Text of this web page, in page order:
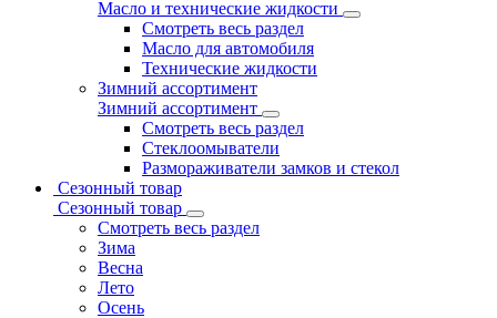
Масло и технические жидкости
Смотреть весь раздел
Масло для автомобиля
Технические жидкости
Зимний ассортимент
Зимний ассортимент
Смотреть весь раздел
Стеклоомыватели
Размораживатели замков и стекол
Сезонный товар
Сезонный товар
Смотреть весь раздел
Зима
Весна
Лето
Осень